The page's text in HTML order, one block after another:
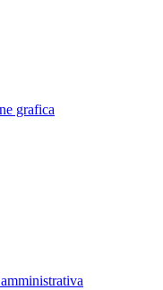
grafica